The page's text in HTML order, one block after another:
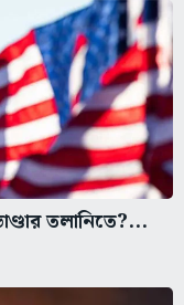
তলানিতে?...